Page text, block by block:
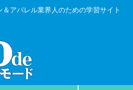
アパレル業界人のための学習サイト